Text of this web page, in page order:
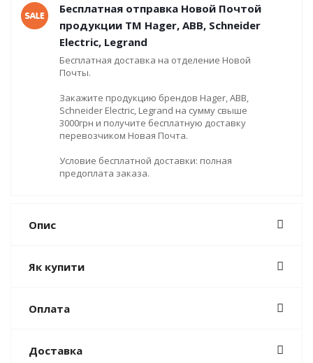
Бесплатная отправка Новой Почтой
продукции ТМ Hager, ABB, Schneider
Electric, Legrand
Бесплатная доставка на отделение Новой
Почты.
Закажите продукцию брендов Hager, ABB,
Schneider Electric, Legrand на сумму свыше
3000грн и получите бесплатную доставку
перевозчиком Новая Почта.
Условие бесплатной доставки: полная
предоплата заказа.
Опис
Як купити
Оплата
Доставка